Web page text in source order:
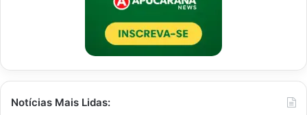
Notícias Mais Lidas: